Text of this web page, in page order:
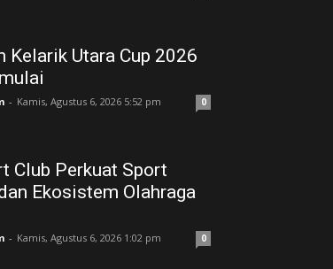
Kelarik Utara Cup 2026
- Kamis, Agustus 6, 2026 5:52 pm 0
Club Perkuat Sport
Ekosistem Olahraga
- Kamis, Agustus 6, 2026 1:02 pm 0